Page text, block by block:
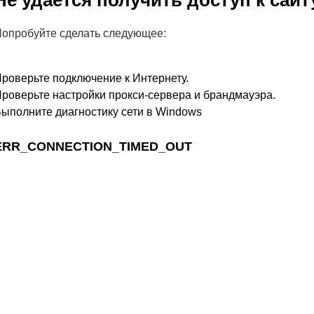
сделать следующее:
подключение к Интернету.
настройки прокси-сервера и брандмауэра.
диагностику сети в Windows